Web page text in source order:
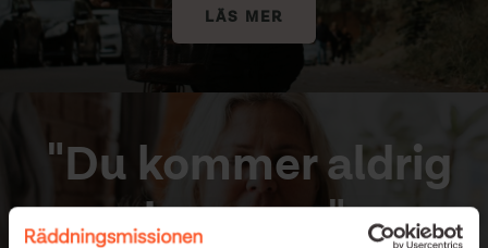
LÄS MER
"Du kommer aldrig
leva mer"